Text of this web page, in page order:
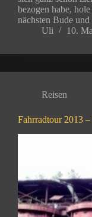
bezogen habe,
nächsten Bude
Uli
10.
Reisen
Fahrradtour 2013 –